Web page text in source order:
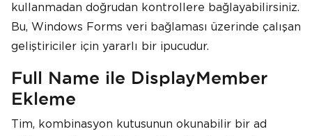
kullanmadan doğrudan kontrollere bağlayabilirsiniz.
Bu, Windows Forms veri bağlaması üzerinde çalışan
geliştiriciler için yararlı bir ipucudur.
Full Name ile DisplayMember
Ekleme
Tim, kombinasyon kutusunun okunabilir bir ad